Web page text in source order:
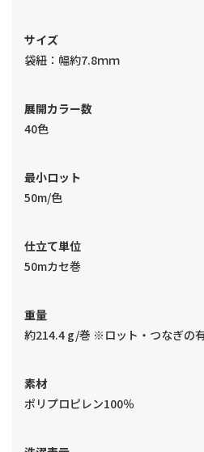
サイズ
袋紐：幅約7.8ｍｍ
展開カラー数
40色
最小ロット
50m/色
仕立て単位
50mカセ巻
重量
約214.4 g/巻 ※ロット・つなぎの有
素材
ポリプロピレン100％